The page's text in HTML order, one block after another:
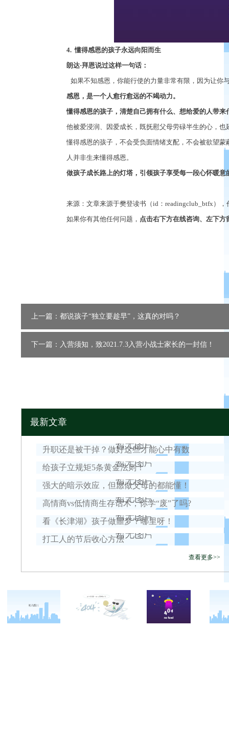
4.懂得感恩的孩子永远向阳而生
朗达·拜恩说过这样一句话：
如果不知感恩，你能行使的力量非常有限，因为让你
感恩，是一个人愈行愈远的不竭动力。
懂得感恩的孩子，清楚自己拥有什么、想给爱的人带
他被爱浸润、因爱成长，既抚慰父母劳碌半生的心，也
懂得感恩的孩子，不会受负面情绪支配，不会被欲望
人并非生来懂得感恩。
做孩子成长路上的灯塔，引领孩子享受每一段心怀暖
来源：文章来源于樊登读书（id ： readingclub_btfx），
如果你有其他任何问题， 点击右下方在线咨询、左下方
上一篇：都说孩子“独立要趁早”，这真的对吗？
下一篇：入营须知，致2021.7.3入营小战士家长的一封信！
最新文章
升职还是被干掉？做好这些才能心中有数
给孩子立规矩5条黄金法则！
强大的暗示效应，但愿做父母的都能懂！
高情商vs低情商生存话术，你学“废”了吗?
看《长津湖》孩子做噩梦？哪里呀！
打工人的节后收心方法
查看更多>>